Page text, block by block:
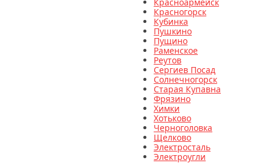
Красногорск
Кубинка
Пушкино
Пущино
Раменское
Реутов
Сергиев Посад
Солнечногорск
Старая Купавна
Фрязино
Химки
Хотьково
Черноголовка
Щелково
Электросталь
Электроугли